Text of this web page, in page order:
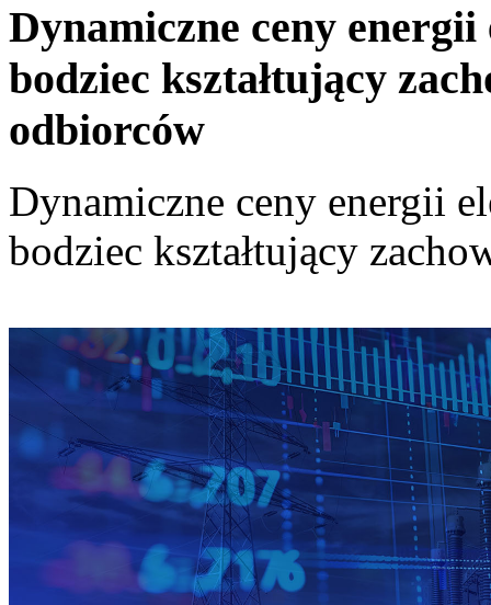
Dynamiczne ceny
bodziec kształtujący
odbiorców
Dynamiczne ceny energii
bodziec kształtujący